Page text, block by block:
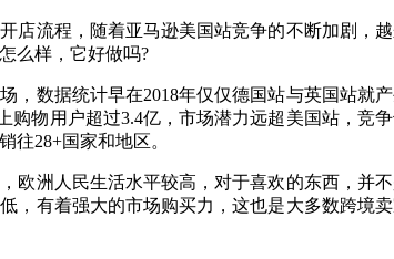
店流程，随着亚马逊美国站竞争的不断加剧，
么样，它好做吗?
，数据统计早在2018年仅仅德国站与英国站就
购物用户超过3.4亿，市场潜力远超美国站，竞
往28+国家和地区。
欧洲人民生活水平较高，对于喜欢的东西，并
，有着强大的市场购买力，这也是大多数跨境